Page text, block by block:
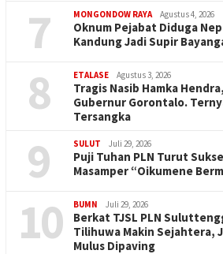
7 MONGONDOW RAYA Agustus 4, 2026
Oknum Pejabat Diduga
Kandung Jadi Supir
8 ETALASE Agustus 3, 2026
Tragis Nasib Hamka
Gubernur Gorontalo.
Tersangka
9 SULUT Juli 29, 2026
Puji Tuhan PLN Turut
Masamper “Oikumene
10 BUMN Juli 29, 2026
Berkat TJSL PLN
Tilihuwa Makin Sejahtera,
Mulus Dipaving